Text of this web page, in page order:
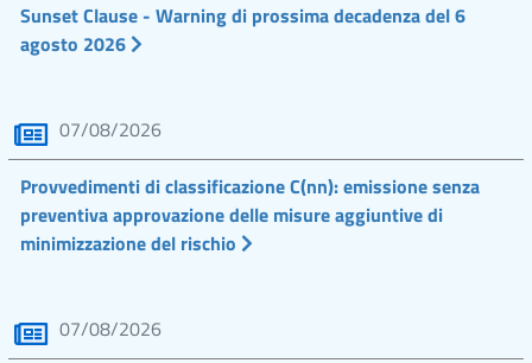
Sunset Clause - Warning di prossima decadenza del 6
agosto 2026
07/08/2026
Provvedimenti di classificazione C(nn): emissione senza
preventiva approvazione delle misure aggiuntive di
minimizzazione del rischio
07/08/2026